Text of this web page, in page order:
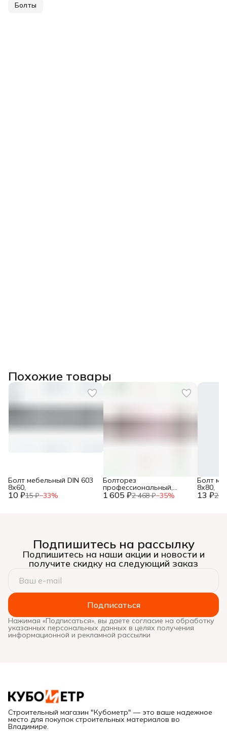
Болты
Похожие товары
10 ₽15 ₽−33%
Болт мебельный DIN 603
8х60,
1 605 ₽2 468 ₽−35%
Болторез
профессиональный,
губки из 13 ₽20
Болт
8х80,
Подпишитесь на рассылку
Подпишитесь на наши акции и новости и
получите скидку на следующий заказ
Подписаться
Нажимая «Подписаться», вы даете согласие на обработку
указанных персональных данных в целях получения
информационной и рекламной рассылки
Строительный магазин "Кубометр" — это ваше надежное
место для покупок строительных материалов во
Владимире.